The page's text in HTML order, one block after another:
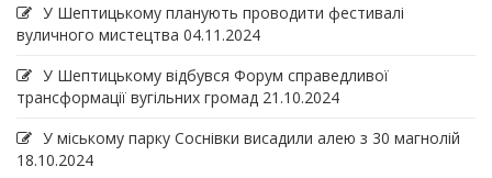
У Шептицькому планують проводити фестивалі
вуличного мистецтва 04.11.2024
У Шептицькому відбувся Форум справедливої
трансформації вугільних громад 21.10.2024
У міському парку Соснівки висадили алею з 30 магнолій
18.10.2024